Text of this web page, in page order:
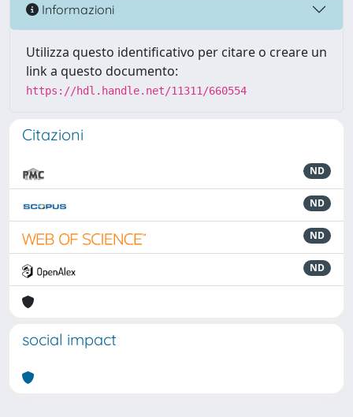
Informazioni
Utilizza questo identificativo per citare o creare un
link a questo documento:
https://hdl.handle.net/11311/660554
Citazioni
ND
ND
ND
ND
social impact